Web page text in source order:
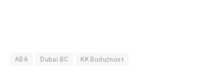
ABA Dubai BC KK Budućnost